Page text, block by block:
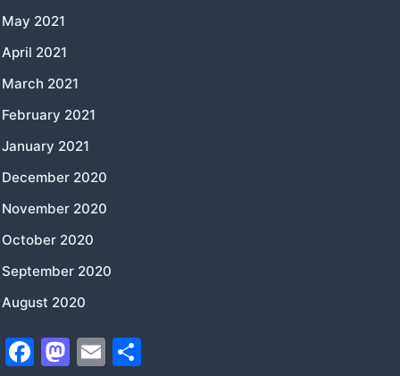
May 2021
April 2021
March 2021
February 2021
January 2021
December 2020
November 2020
October 2020
September 2020
August 2020
F
M E